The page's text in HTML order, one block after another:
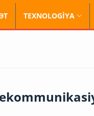
TEXNOLOGİYA